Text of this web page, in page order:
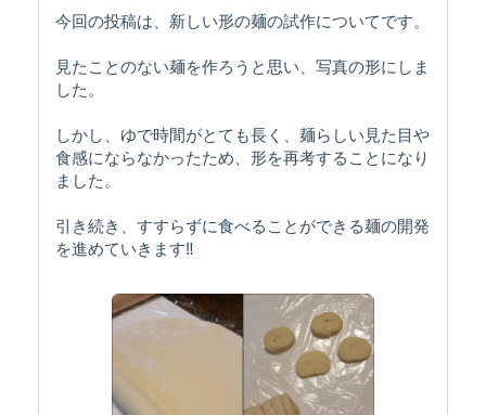
今回の投稿は、新しい形の麺の試作についてです。
見たことのない麺を作ろうと思い、写真の形にしま
した。
しかし、ゆで時間がとても長く、麺らしい見た目や
食感にならなかったため、形を再考することになり
ました。
引き続き、すすらずに食べることができる麺の開発
を進めていきます‼️